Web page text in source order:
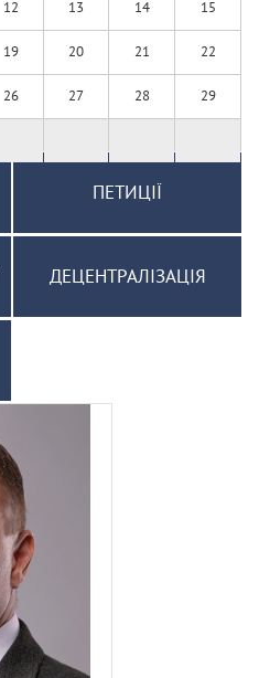
12 13 14 15
19 20 21 22
26 27 28 29
ПЕТИЦІЇ
ДЕЦЕНТРАЛІЗАЦІЯ